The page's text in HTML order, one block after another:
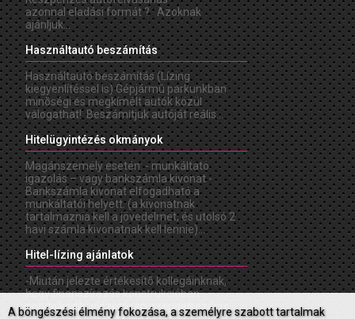
azonnal eladási formát ? Azoknak
ajánljuk...
Használtautó beszámítás
Használtautó beszámítás (Lízing
kiegyenlítéssel is) Gépjármû parkunkban
minõségi és megkímélt autók közül
válogathat! Beszámítjuk autóját reális...
Hitelügyintézés okmányok
Magánszemély esetén: - munkáltató
igazolás – vagy bankszámla kivonat -
Bankszámla kivonat elfogadható a
munkáltatói helyett. (a kivonatnak
tartalmaznia kell a jövedelmet, és utolsó 2
havi számla kivonatnak kell lennie)...
Hitel-lízing ajánlatok
-Miután jelezte értékesítõ kollegáinknak,
hogy finanszírozás konstrukcióban
gondolkodik, elõzetesen a rendelkezésre
A böngészési élmény fokozása, a személyre szabott tartalmak